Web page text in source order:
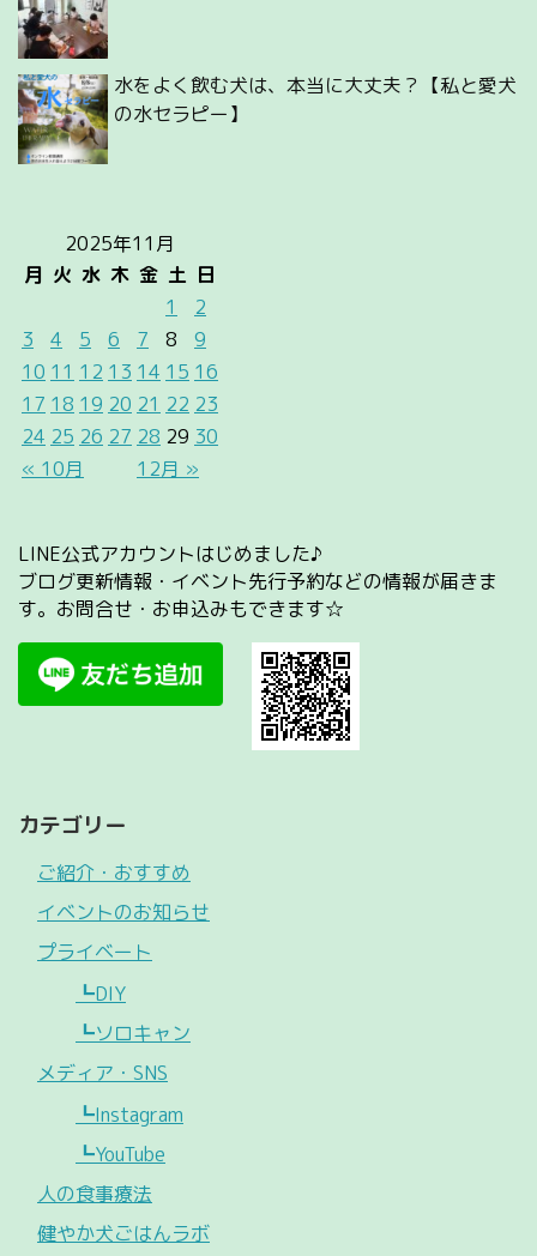
水をよく飲む犬は、本当に大丈夫？【私と愛犬
の水セラピー】
2025年11月
月 火 水 木 金 土 日
« 10月 12月 »
1
2
3
4 5 6 7 8
9
10 11 12 13 14 15 16
17 18 19 20 21 22 23
24 25 26 27 28 29 30
LINE公式アカウントはじめました♪
ブログ更新情報・イベント先行予約などの情報が届きま
す。お問合せ・お申込みもできます☆
カテゴリー
ご紹介・おすすめ
イベントのお知らせ
プライベート
┗DIY
┗ソロキャン
メディア・SNS
┗Instagram
┗YouTube
人の食事療法
健やか犬ごはんラボ